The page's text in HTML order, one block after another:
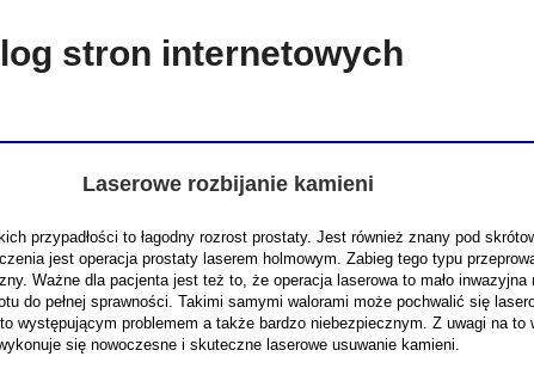
stron internetowych
Laserowe rozbijanie kamieni
przypadłości to łagodny rozrost prostaty. Jest również znany pod
jest operacja prostaty laserem holmowym. Zabieg tego typu
Ważne dla pacjenta jest też to, że operacja laserowa to mało inwazyjna
do pełnej sprawności. Takimi samymi walorami może pochwalić się
występującym problemem a także bardzo niebezpiecznym. Z uwagi na to
się nowoczesne i skuteczne laserowe usuwanie kamieni.